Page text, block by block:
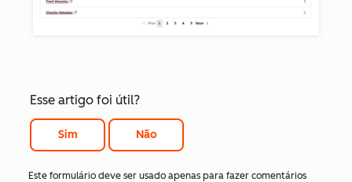
Esse artigo foi útil?
Sim Não
Este formulário deve ser usado apenas para fazer comentários